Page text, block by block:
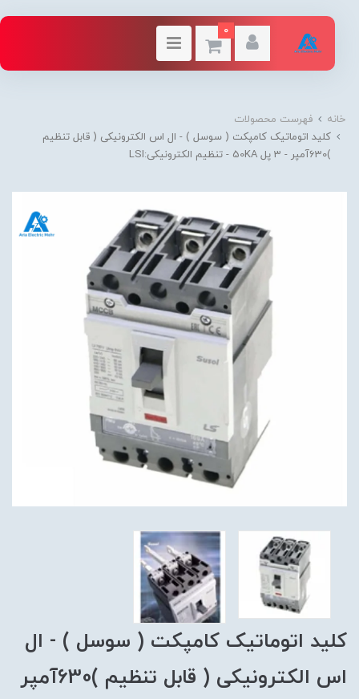
0
خانه
فهرست محصولات
کلید اتوماتیک کامپکت ( سوسل ) - ال اس الکترونیکی ( قابل تنظیم
کلید اتوماتیک کامپکت ( سوسل ) - ال
اس الکترونیکی ( قابل تنظیم )630آمپر